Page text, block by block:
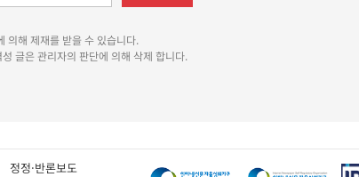
의해 제재를 받을 수 있습니다.
글은 관리자의 판단에 의해 삭제 합니다.
정정·반론보도